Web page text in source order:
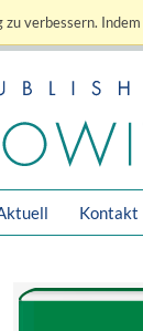
verbessern.
Kontakt